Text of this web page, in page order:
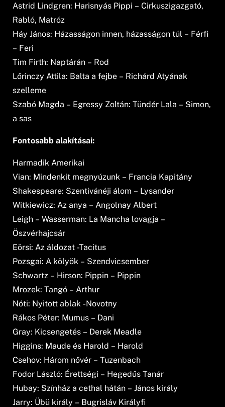
Astrid Lindgren: Harisnyás Pippi – Cirkuszigazgató,
Rabló, Matróz
Háy János: Házasságon innen, házasságon túl – Férfi
– Feri
Tim Firth: Naptárán – Rod
Lőrinczy Attila: Balta a fejbe – Richárd Atyának
szelleme
Szabó Magda – Egressy Zoltán: Tündér Lala – Simon,
a sas
Fontosabb alakí­tásai:
Harmadik Amerikai
Vian: Mindenkit megnyúzunk – Francia Kapitány
Shakespeare: Szentivánéji álom – Lysander
Witkiewicz: Az anya – Angolnay Albert
Leigh – Wasserman: La Mancha lovagja –
Öszvérhajcsár
Eörsi: Az áldozat -Tacitus
Pozsgai: A kölyök – Szendvicsember
Schwartz – Hirson: Pippin – Pippin
Mrozek: Tangó – Arthur
Nóti: Nyitott ablak -Novotny
Rákos Péter: Mumus – Dani
Gray: Kicsengetés – Derek Meadle
Higgins: Maude és Harold – Harold
Csehov: Három nővér – Tuzenbach
Fodor László: Érettségi – Hegedűs Tanár
Hubay: Színház a cethal hátán – János király
Jarry: Übü király – Bugrisláv Királyfi